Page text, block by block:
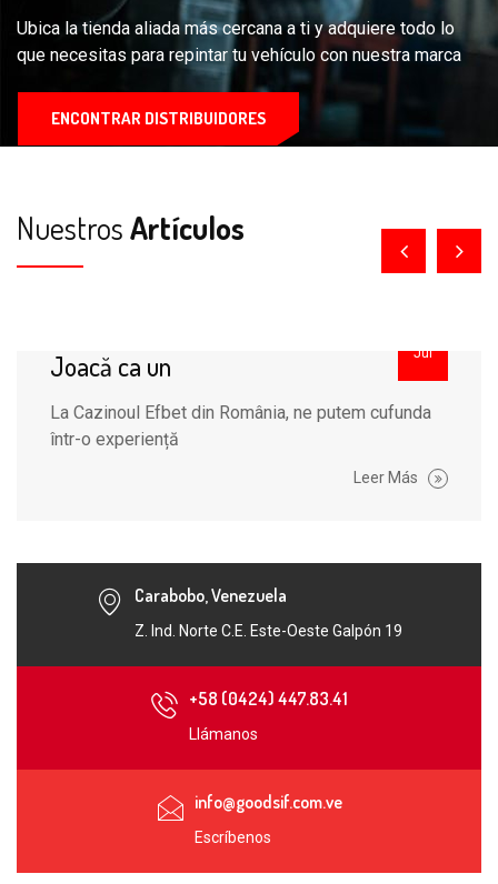
Ubica la tienda aliada más cercana a ti y adquiere todo lo
que necesitas para repintar tu vehículo con nuestra marca
ENCONTRAR DISTRIBUIDORES
NuestrosArtículos
Jul
Joacă ca un
La Cazinoul Efbet din România, ne putem cufunda
într-o experiență
Leer Más
Carabobo, Venezuela
Z. Ind. Norte C.E. Este-Oeste Galpón 19
+58 (0424) 447.83.41
Llámanos
info@goodsif.com.ve
Escríbenos